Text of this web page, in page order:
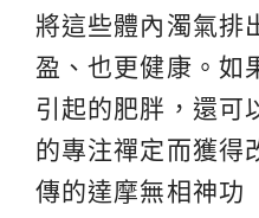
將這些體內濁氣排
盈、也更健康。如
引起的肥胖，還可
的專注禪定而獲得
傳的達摩無相神功